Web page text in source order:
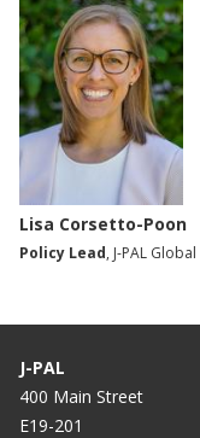
Lisa Corsetto-Poon
Policy Lead, J-PAL Global
J-PAL
400 Main Street
E19-201